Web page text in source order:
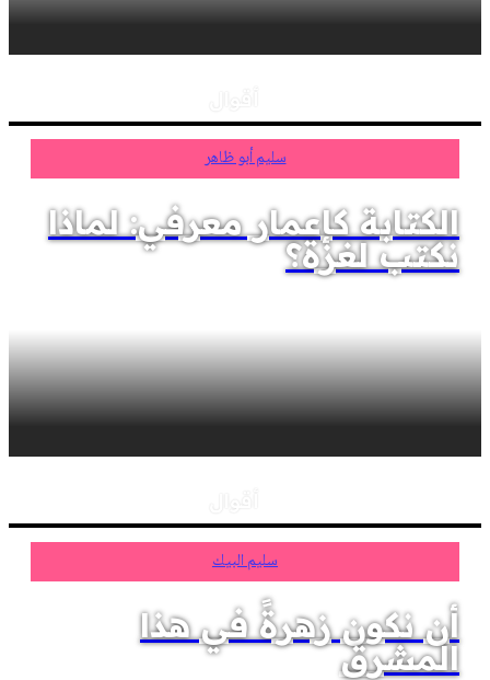
سليم أبو ظاهر
الكتابة كإعمار معرفي: لماذا
نكتب لغزة؟
سليم البيك
أن نكون زهرةً في هذا
المشرق